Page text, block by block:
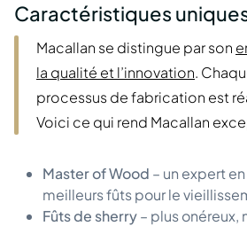
Caractéristiques
Macallan se distingue par son
la qualité et l’innovation.
processus de fabrication est
Voici ce qui rend Macallan
Master of Wood – un expert
meilleurs fûts pour le
Fûts de sherry– plus onéreux,